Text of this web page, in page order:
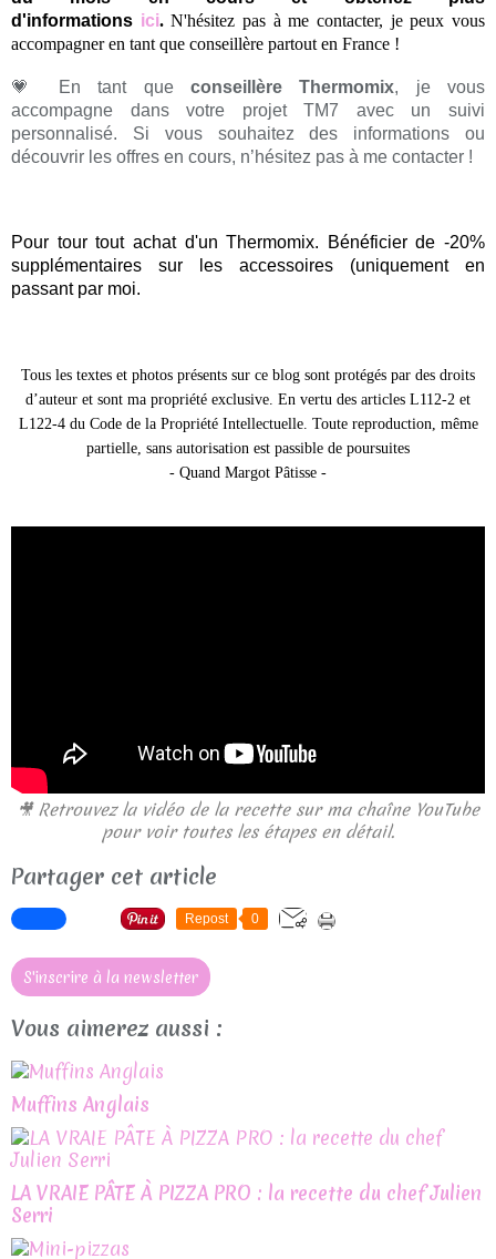
d'informations ici.N'hésitez pas à me contacter, je peux vous
accompagner en tant que conseillère partout en France !
💗 En tant que conseillère Thermomix, je vous
accompagne dans votre projet TM7 avec un suivi
personnalisé. Si vous souhaitez des informations ou
découvrir les offres en cours, n’hésitez pas à me contacter !
Pour tour tout achat d'un Thermomix. Bénéficier de -20%
supplémentaires sur les accessoires (uniquement en
passant par moi.
Tous les textes et photos présents sur ce blog sont protégés par des droits
d’auteur et sont ma propriété exclusive. En vertu des articles L112-2 et
L122-4 du Code de la Propriété Intellectuelle. Toute reproduction, même
partielle, sans autorisation est passible de poursuites
- Quand Margot Pâtisse -
🎥 Retrouvez la vidéo de la recette sur ma chaîne YouTube
pour voir toutes les étapes en détail.
Partager cet article
Repost 0
S'inscrire à la newsletter
Vous aimerez aussi :
Muffins Anglais
LA VRAIE PÂTE À PIZZA PRO : la recette du chef Julien
Serri